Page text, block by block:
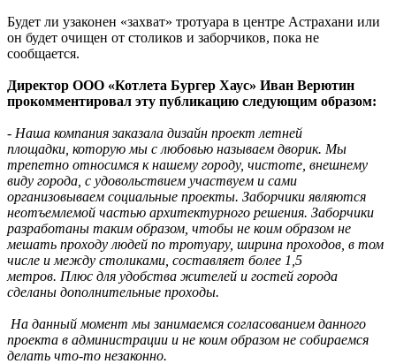
Будет ли узаконен «захват» тротуара в центре Астрахани или
он будет очищен от столиков и заборчиков, пока не
сообщается.
Директор ООО «Котлета Бургер Хаус» Иван Верютин
прокомментировал эту публикацию следующим образом:
- Наша компания заказала дизайн проект летней
площадки, которую мы с любовью называем дворик. Мы
трепетно относимся к нашему городу, чистоте, внешнему
виду города, с удовольствием участвуем и сами
организовываем социальные проекты. Заборчики являются
неотъемлемой частью архитектурного решения. Заборчики
разработаны таким образом, чтобы не коим образом не
мешать проходу людей по тротуару, ширина проходов, в том
числе и между столиками, составляет более 1, 5
метров. Плюс для удобства жителей и гостей города
сделаны дополнительные проходы.
На данный момент мы занимаемся согласованием данного
проекта в администрации и не коим образом не собираемся
делать что-то незаконно.